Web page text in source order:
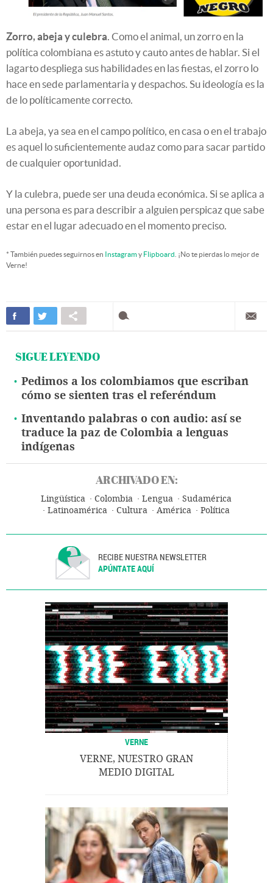
Zorro, abeja y culebra . Como el animal, un zorro en la
política colombiana es astuto y cauto antes de hablar. Si el
lagarto despliega sus habilidades en las fiestas, el zorro lo
hace en sede parlamentaria y despachos. Su ideología es la
de lo políticamente correcto.
La abeja, ya sea en el campo político, en casa o en el trabajo
es aquel lo suficientemente audaz como para sacar partido
de cualquier oportunidad.
Y la culebra, puede ser una deuda económica. Si se aplica a
una persona es para describir a alguien perspicaz que sabe
estar en el lugar adecuado en el momento preciso.
* También puedes seguirnos en Instagramy Flipboard . ¡No te pierdas lo mejor de
Verne!
SIGUE LEYENDO
Pedimos a los colombiamos que escriban
cómo se sienten tras el referéndum
Inventando palabras o con audio: así se
traduce la paz de Colombia a lenguas
indígenas
ARCHIVADO EN:
Lingüística Colombia Lengua
Sudamérica
Latinoamérica
Cultura América Política
RECIBE NUESTRA NEWSLETTER
APÚNTATE AQUÍ
VERNE
VERNE, NUESTRO GRAN
MEDIO DIGITAL